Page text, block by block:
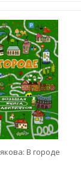
В городе